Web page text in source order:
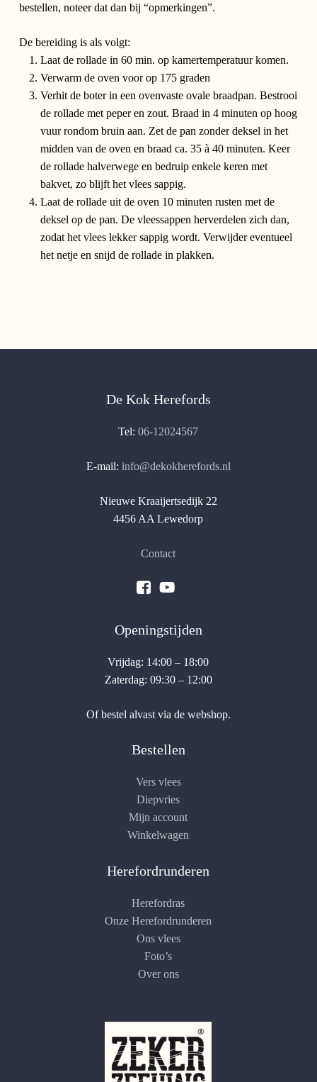
bestellen, noteer dat dan bij “opmerkingen”.
De bereiding is als volgt:
Laat de rollade in 60 min. op kamertemperatuur komen.
Verwarm de oven voor op 175 graden
Verhit de boter in een ovenvaste ovale braadpan. Bestrooi
de rollade met peper en zout. Braad in 4 minuten op hoog
vuur rondom bruin aan. Zet de pan zonder deksel in het
midden van de oven en braad ca. 35 à 40 minuten. Keer
de rollade halverwege en bedruip enkele keren met
bakvet, zo blijft het vlees sappig.
Laat de rollade uit de oven 10 minuten rusten met de
deksel op de pan. De vleessappen herverdelen zich dan,
zodat het vlees lekker sappig wordt. Verwijder eventueel
het netje en snijd de rollade in plakken.
De Kok Herefords
Tel:06-12024567
E-mail: info@dekokherefords.nl
Nieuwe Kraaijertsedijk 22
4456 AA Lewedorp
Contact
Openingstijden
Vrijdag: 14:00 – 18:00
Zaterdag: 09:30 – 12:00
Of bestel alvast via de webshop.
Bestellen
Vers vlees
Diepvries
Mijn account
Winkelwagen
Herefordrunderen
Herefordras
Onze Herefordrunderen
Ons vlees
Foto’s
Over ons